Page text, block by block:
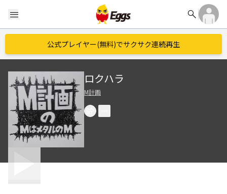
menu search
公式プレイヤー(無料)でサクサク連続再生
ロクハラ
M計画